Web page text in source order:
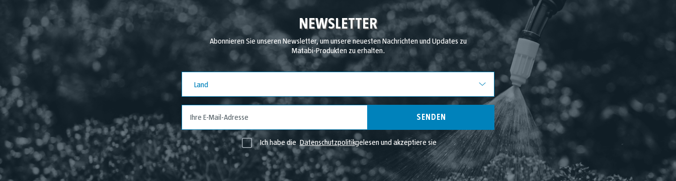
NEWSLETTER
Abonnieren Sie unseren Newsletter, um unsere neuesten Nachrichten und Updates zu
Matabi-Produkten zu erhalten.
Land
SENDEN
Ich habe die Datenschutzpolitikgelesen und akzeptiere sie